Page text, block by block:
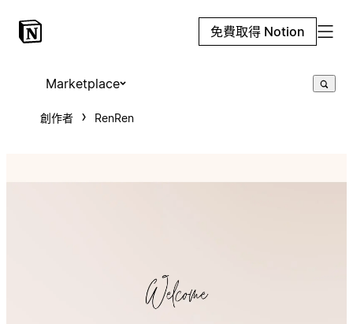
免費取得 Notion
Marketplace
創作者 RenRen